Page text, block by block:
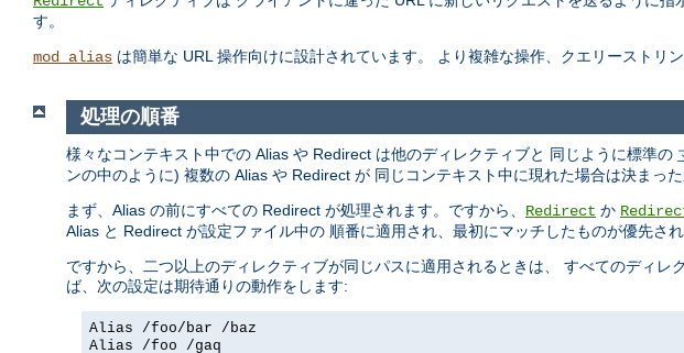
す。
mod_alias は簡単な URL 操作向けに設計されています。 より複雑な操作、クエリーストリン
処理の順番
様々なコンテキスト中での Alias や Redirect は他のディレクティブと 同じように標準の
ンの中のように) 複数の Alias や Redirect が 同じコンテキスト中に現れた場合は決まった
まず、Alias の前にすべての Redirect が処理されます。ですから、 Redirect か
Alias と Redirect が設定ファイル中の 順番に適用され、最初にマッチしたものが優先され
ですから、二つ以上のディレクティブが同じパスに適用されるときは、 すべてのディ
ば、次の設定は期待通りの動作をします:
Alias /foo/bar /baz
Alias /foo /gaq